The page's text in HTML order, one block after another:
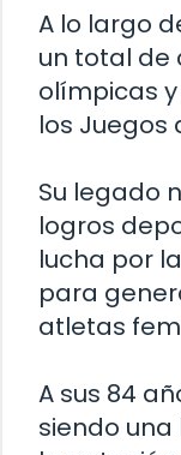
A lo largo
un total de
olímpicas
los Juegos
Su legado
logros
lucha por
para
atletas
A sus 84
siendo